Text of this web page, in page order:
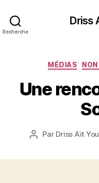
Recherche
Driss
MÉDIAS
Une
Auteur
Par Driss Aït